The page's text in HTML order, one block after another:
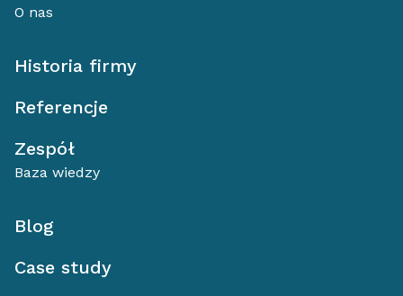
O nas
Historia firmy
Referencje
Zespół
Baza wiedzy
Blog
Case study